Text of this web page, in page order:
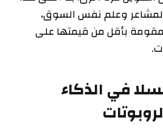
المشاعر وعلم نفس السوق،
أعتقد أن قيمة Tesla مقومة بأقل من قيمتها على
في الذكاء